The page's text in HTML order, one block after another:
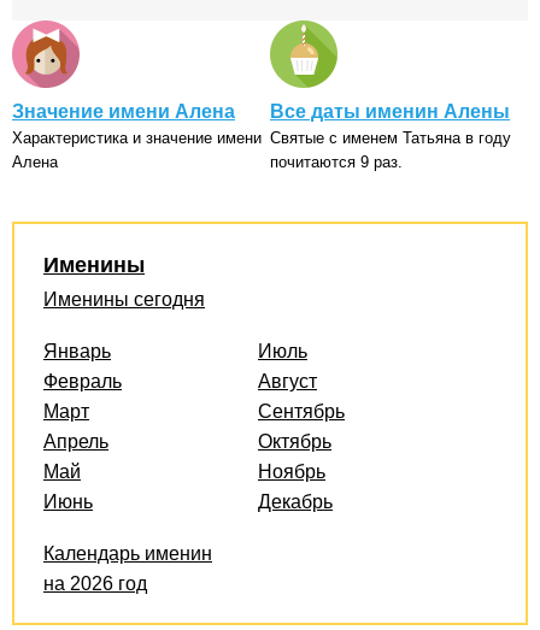
Значение имени Алена
Характеристика и значение имени
Алена
Все даты именин Алены
Святые с именем Татьяна в году
почитаются 9 раз.
Именины
Именины сегодня
Январь
Февраль
Март
Апрель
Май
Июнь
Июль
Август
Сентябрь
Октябрь
Ноябрь
Декабрь
Календарь именин
на 2026 год